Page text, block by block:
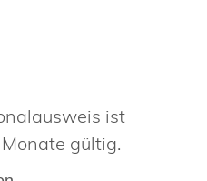
ist
gültig.